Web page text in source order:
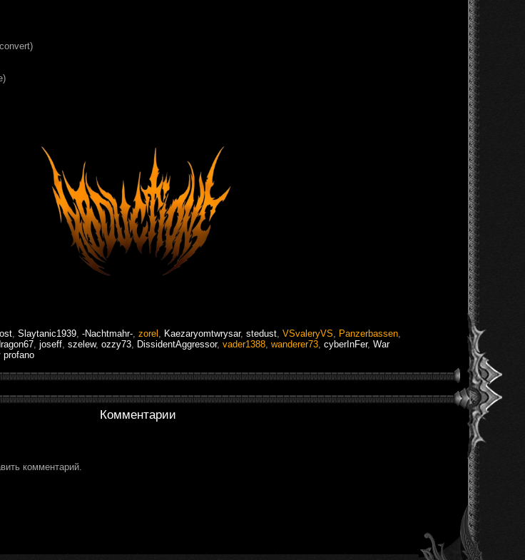
Slaytanic1939 -Nachtmahr- zorel Kaezaryomtwrysar, stedust VSvaleryVS Panzerbassen
joseff szelew, ozzy73 DissidentAggressor, vader1388 wanderer73 cyberInFer, War
profano
Комментарии
комментарий.